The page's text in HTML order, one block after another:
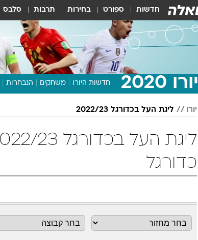
חדשות ספורט בחירות תרבות סלבס
יורו 2020 חדשות היורו משחקים הנבחרות
יורו ליגת העל בכדורגל 2022/23
כדורגל